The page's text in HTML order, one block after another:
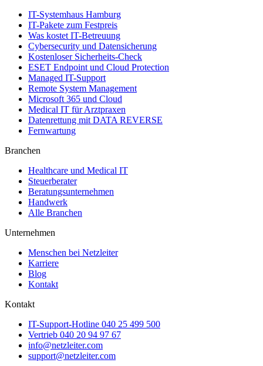
IT-Systemhaus Hamburg
IT-Pakete zum Festpreis
Was kostet IT-Betreuung
Cybersecurity und Datensicherung
Kostenloser Sicherheits-Check
ESET Endpoint und Cloud Protection
Managed IT-Support
Remote System Management
Microsoft 365 und Cloud
Medical IT für Arztpraxen
Datenrettung mit DATA REVERSE
Fernwartung
Branchen
Healthcare und Medical IT
Steuerberater
Beratungsunternehmen
Handwerk
Alle Branchen
Unternehmen
Menschen bei Netzleiter
Karriere
Blog
Kontakt
Kontakt
IT-Support-Hotline 040 25 499 500
Vertrieb 040 20 94 97 67
info@netzleiter.com
support@netzleiter.com